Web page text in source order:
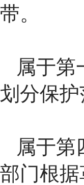
带。
属于第
划分保
属于第
部门根